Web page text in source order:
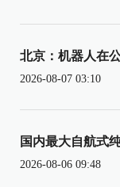
北京：机器人在
2026-08-07 03:10
国内最大自航式
2026-08-06 09:48